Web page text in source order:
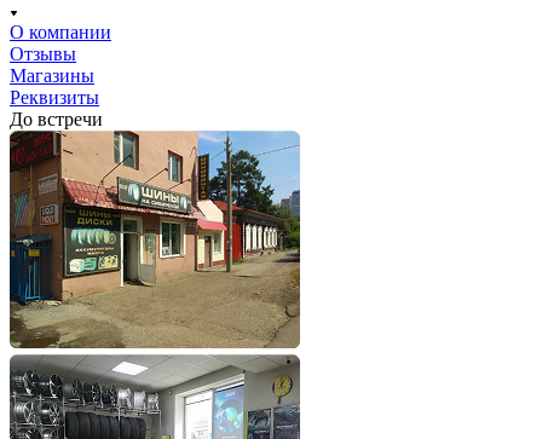
О компании
Отзывы
Магазины
Реквизиты
До встречи